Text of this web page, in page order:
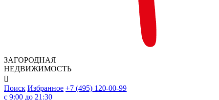
ЗАГОРОДНАЯ
НЕДВИЖИМОСТЬ

Поиск Избранное +7 (495) 120-00-99
c 9:00 до 21:30